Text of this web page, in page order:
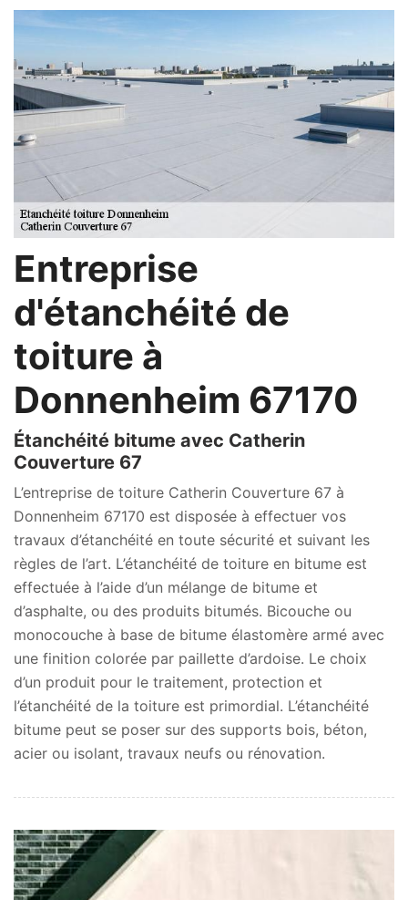
Entreprise
d'étanchéité de
toiture à
Donnenheim 67170
Étanchéité bitume avec Catherin
Couverture 67
L’entreprise de toiture Catherin Couverture 67 à
Donnenheim 67170 est disposée à effectuer vos
travaux d’étanchéité en toute sécurité et suivant les
règles de l’art. L’étanchéité de toiture en bitume est
effectuée à l’aide d’un mélange de bitume et
d’asphalte, ou des produits bitumés. Bicouche ou
monocouche à base de bitume élastomère armé avec
une finition colorée par paillette d’ardoise. Le choix
d’un produit pour le traitement, protection et
l’étanchéité de la toiture est primordial. L’étanchéité
bitume peut se poser sur des supports bois, béton,
acier ou isolant, travaux neufs ou rénovation.